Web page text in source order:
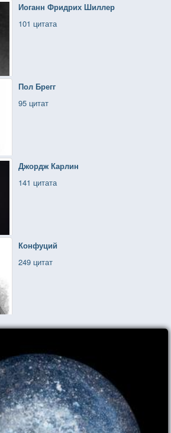
Иоганн Фридрих Шиллер
101 цитата
Пол Брегг
95 цитат
Джордж Карлин
141 цитата
Конфуций
249 цитат